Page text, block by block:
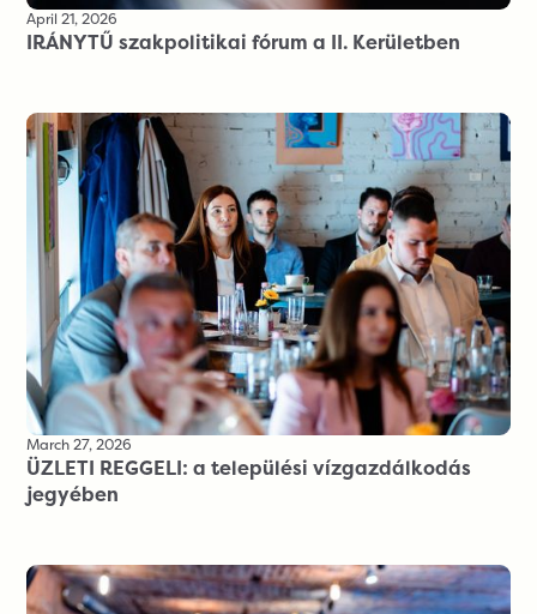
April 21, 2026
IRÁNYTŰ szakpolitikai fórum a II. Kerületben
March 27, 2026
ÜZLETI REGGELI: a települési vízgazdálkodás
jegyében